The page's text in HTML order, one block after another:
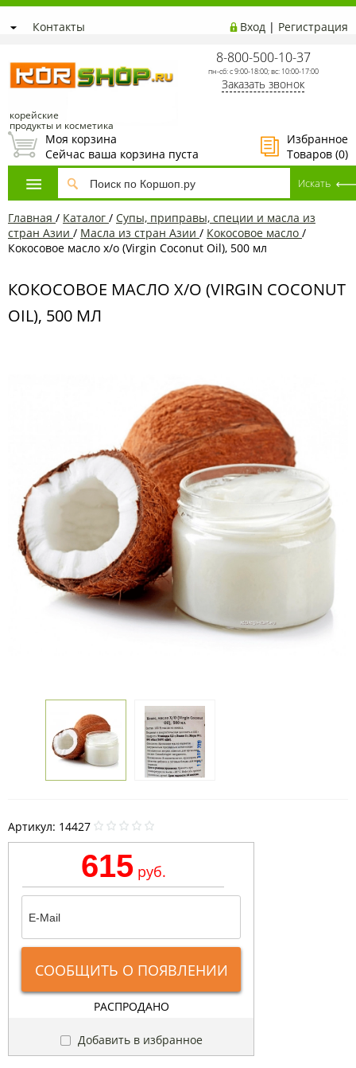
Контакты Вход | Регистрация
корейские
продукты и косметика
8-800-500-10-37
пн-сб: с 9:00-18:00; вс: 10:00-17:00
Заказать звонок
Избранное
Товаров (0)
Моя корзина
Сейчас ваша корзина пуста
Главная / Каталог / Супы, приправы, специи и масла из
стран Азии / Масла из стран Азии / Кокосовое масло /
Кокосовое масло х/о (Virgin Coconut Oil), 500 мл
КОКОСОВОЕ МАСЛО Х/О (VIRGIN COCONUT
OIL), 500 МЛ
Артикул: 14427
615 руб.
СООБЩИТЬ О ПОЯВЛЕНИИ
РАСПРОДАНО
Добавить в избранное